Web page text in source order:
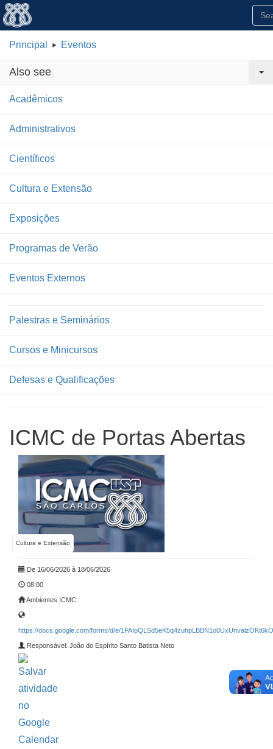
Principal Eventos
Also see
Acadêmicos
Administrativos
Científicos
Cultura e Extensão
Exposições
Programas de Verão
Eventos Externos
Palestras e Seminários
Cursos e Minicursos
Defesas e Qualificações
ICMC de Portas Abertas
Cultura e Extensão
De 16/06/2026 à 18/06/2026
08:00
Ambientes ICMC
https://docs.google.com/forms/d/e/
Responsável: João do Espírito Santo Batista Neto